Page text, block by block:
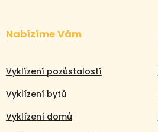
Nabízíme Vám
Vyklízení pozůstalostí
Vyklízení bytů
Vyklízení domů